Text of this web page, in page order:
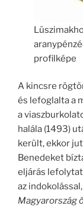
profilképe
A kincsre
és lefoglalta a
a
halála (1493)
került, ekkor
Benedeket
eljárás
az
Magyarország